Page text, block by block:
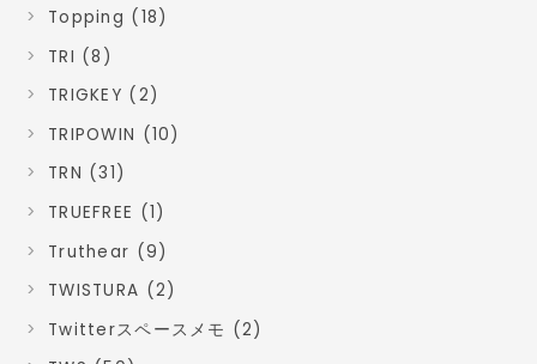
Topping (18)
TRI (8)
TRIGKEY (2)
TRIPOWIN (10)
TRN (31)
TRUEFREE (1)
Truthear (9)
TWISTURA (2)
Twitterスペースメモ (2)